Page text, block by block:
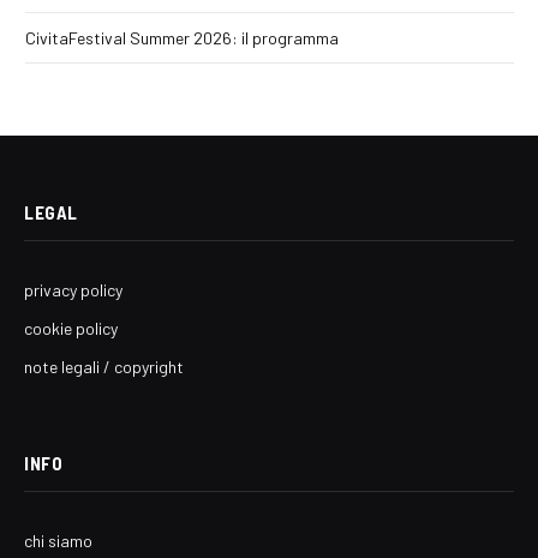
CivitaFestival Summer 2026: il programma
LEGAL
privacy policy
cookie policy
note legali / copyright
INFO
chi siamo